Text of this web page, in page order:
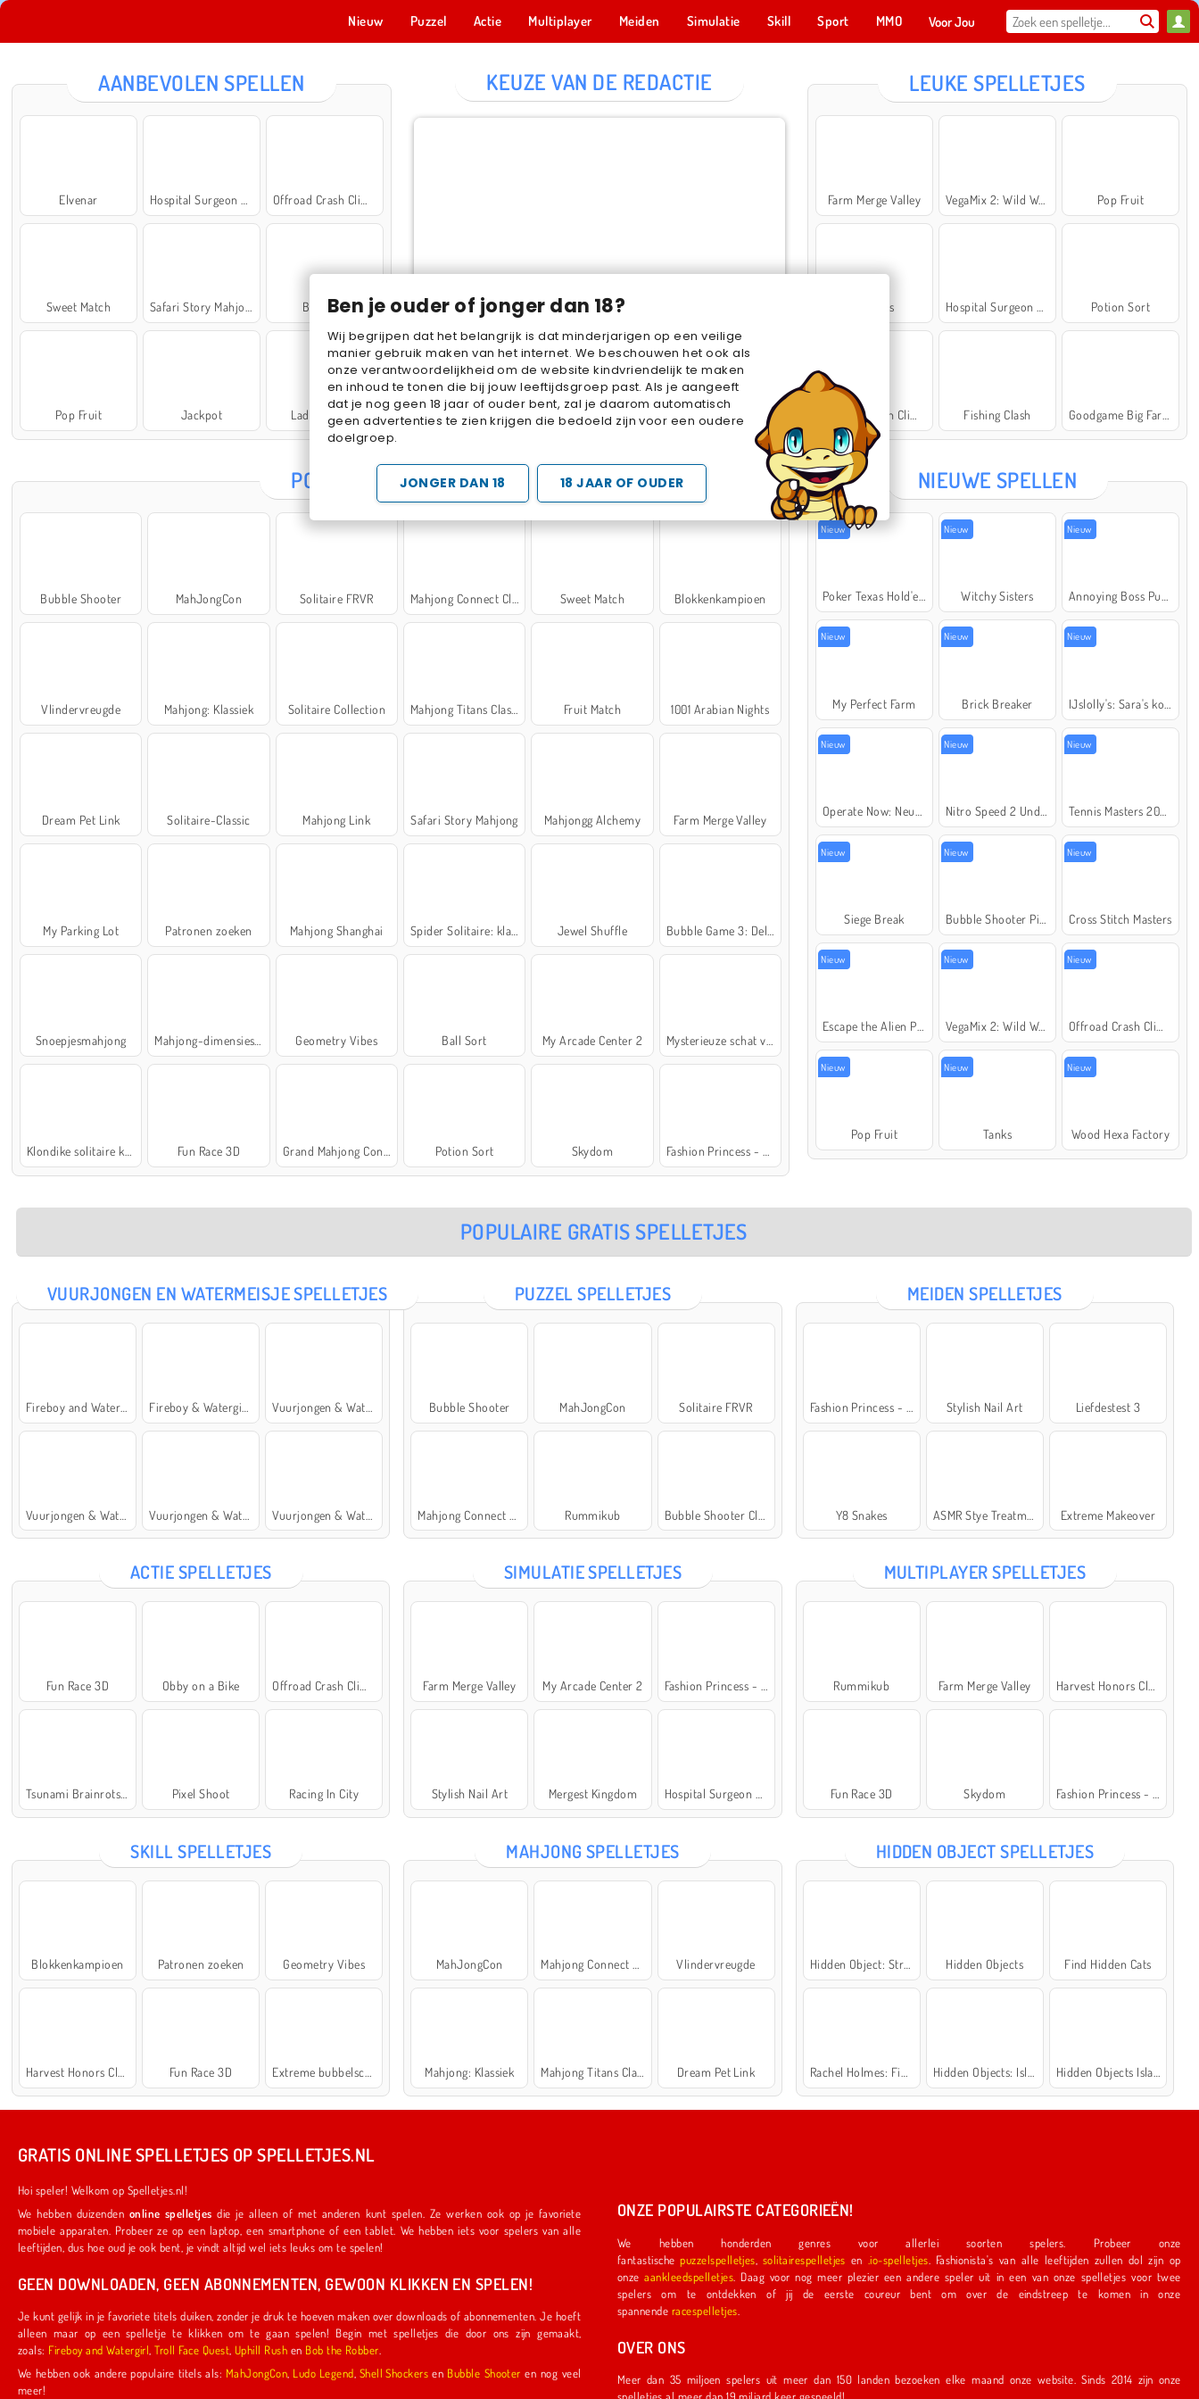
Ben je ouder of jonger dan 18?
Wij begrijpen dat het belangrijk is dat minderjarigen op een veilige
manier gebruik maken van het internet. We beschouwen het ook als
onze verantwoordelijkheid om de website kindvriendelijk te maken
en inhoud te tonen die bij jouw leeftijdsgroep past. Als je aangeeft
dat je nog geen 18 jaar of ouder bent, zal je daarom automatisch
geen advertenties te zien krijgen die bedoeld zijn voor een oudere
doelgroep.
JONGER DAN 18 18 JAAR OF OUDER
Nieuw Puzzel Actie Multiplayer Meiden Simulatie Skill Sport MMO Voor Jou
AANBEVOLEN SPELLEN
Elvenar
Sweet Match Ball Sort
Pop Fruit Jackpot Lady Popular
KEUZE VAN DE REDACTIE
Cake Merge 2 Cross Stitch Masters
Cake Merge 2 Marble Sort Star Stable
LEUKE SPELLETJES
Farm Merge Valley VegaMix 2: Wild West Pop Fruit
Bubbits Potion Sort
Fishing Clash
POPULAIRE SPELLETJES
Bubble Shooter MahJongCon Solitaire FRVR Mahjong Connect Classic Sweet Match Blokkenkampioen
Vlindervreugde Mahjong: Klassiek Solitaire Collection Fruit Match 1001 Arabian Nights
Dream Pet Link Solitaire-Classic Mahjong Link Safari Story Mahjong Mahjongg Alchemy Farm Merge Valley
My Parking Lot Patronen zoeken Mahjong Shanghai Jewel Shuffle
Snoepjesmahjong Mahjong-dimensies: 900 seconden Geometry Vibes Ball Sort My Arcade Center 2 Mysterieuze schat van de zee
Fun Race 3D Potion Sort Skydom
NIEUWE SPELLEN
Nieuw Nieuw
Witchy Sisters
Nieuw
Nieuw
My Perfect Farm
Nieuw
Brick Breaker
Nieuw
Nieuw Nieuw Nieuw
Nieuw
Siege Break
Nieuw Nieuw
Cross Stitch Masters
Nieuw Nieuw
VegaMix 2: Wild West
Nieuw
Nieuw
Pop Fruit
Nieuw
Tanks
Nieuw
Wood Hexa Factory
POPULAIRE GRATIS SPELLETJES
VUURJONGEN EN WATERMEISJE SPELLETJES PUZZEL SPELLETJES
Bubble Shooter MahJongCon Solitaire FRVR
Rummikub
MEIDEN SPELLETJES
Stylish Nail Art Liefdestest 3
Y8 Snakes Extreme Makeover
ACTIE SPELLETJES
Fun Race 3D Obby on a Bike
Pixel Shoot Racing In City
SIMULATIE SPELLETJES
Farm Merge Valley My Arcade Center 2
Stylish Nail Art Mergest Kingdom
MULTIPLAYER SPELLETJES
Rummikub Farm Merge Valley
Fun Race 3D Skydom
SKILL SPELLETJES
Blokkenkampioen Patronen zoeken Geometry Vibes
Fun Race 3D
MAHJONG SPELLETJES
MahJongCon Vlindervreugde
Mahjong: Klassiek Dream Pet Link
HIDDEN OBJECT SPELLETJES
Hidden Objects Find Hidden Cats
GRATIS ONLINE SPELLETJES OP SPELLETJES.NL
Hoi speler! Welkom op Spelletjes.nl!
We hebben duizenden online spelletjes die je alleen of met anderen kunt spelen. Ze werken ook op je favoriete
mobiele apparaten. Probeer ze op een laptop, een smartphone of een tablet. We hebben iets voor spelers van alle
leeftijden, dus hoe oud je ook bent, je vindt altijd wel iets leuks om te spelen!
GEEN DOWNLOADEN, GEEN ABONNEMENTEN, GEWOON KLIKKEN EN SPELEN!
Je kunt gelijk in je favoriete titels duiken, zonder je druk te hoeven maken over downloads of abonnementen. Je hoeft
alleen maar op een spelletje te klikken om te gaan spelen! Begin met spelletjes die door ons zijn gemaakt,
zoals:
Fireboy and Watergirl ,Troll Face Quest Uphill Rush en Bob the Robber
We hebben ook andere populaire titels als: MahJongCon Ludo Legend Shell Shockers en Bubble Shooter en nog veel
meer!
ONZE POPULAIRSTE CATEGORIEËN!
We hebben honderden genres voor allerlei soorten spelers. Probeer onze
fantastischepuzzelspelletjes solitairespelletjes en .io-spelletjes
onzeaankleedspelletjes . Daag voor nog meer plezier een andere speler uit in een van onze spelletjes voor twee
spelers om te ontdekken of jij de eerste coureur bent om over de eindstreep te komen in onze
spannende racespelletjes
OVER ONS
Meer dan 35 miljoen spelers uit meer dan 150 landen bezoeken elke maand onze website. Sinds 2014 zijn onze